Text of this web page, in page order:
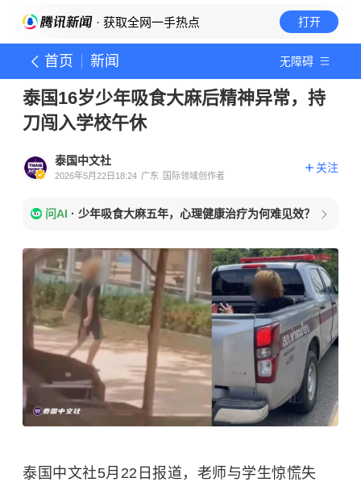
· 获取全网一手热点 打开
首页 新闻 无障碍
泰国16岁少年吸食大麻后精神异常，持
刀闯入学校午休
泰国中文社
2026年5月22日18:24 广东 国际领域创作者
关注
问AI · 少年吸食大麻五年，心理健康治疗为何难见效？
泰国中文社5月22日报道，老师与学生惊慌失